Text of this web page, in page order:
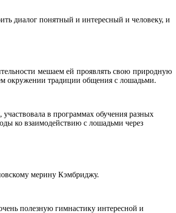
диалог понятный и интересный и человеку, и
мешаем ей проявлять свою природную
окружении традиции общения с лошадьми.
в программах обучения разных
ко взаимодействию с лошадьми через
мерину Кэмбриджу.
полезную гимнастику интересной и